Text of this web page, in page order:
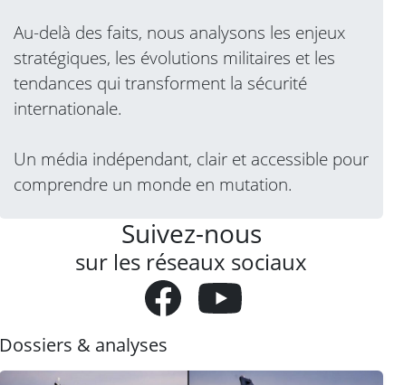
Au-delà des faits, nous analysons les enjeux
stratégiques, les évolutions militaires et les
tendances qui transforment la sécurité
internationale.
Un média indépendant, clair et accessible pour
comprendre un monde en mutation.
Suivez-nous
sur les réseaux sociaux
Dossiers & analyses